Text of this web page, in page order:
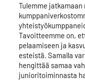
Tulemme
Tavoitteemme on,
pelaamiseen ja
esteistä. Samalla
hengittää samaa
junioritoiminnasta